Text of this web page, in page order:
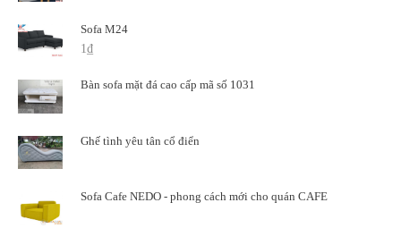
Sofa M24
1₫
Bàn sofa mặt đá cao cấp mã số 1031
Ghế tình yêu tân cổ điển
Sofa Cafe NEDO - phong cách mới cho quán CAFE